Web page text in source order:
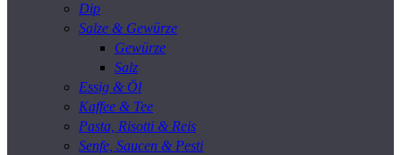
Dip
Salze & Gewürze
Gewürze
Salz
Essig & Öl
Kaffee & Tee
Pasta, Risotti & Reis
Senfe, Saucen & Pesti